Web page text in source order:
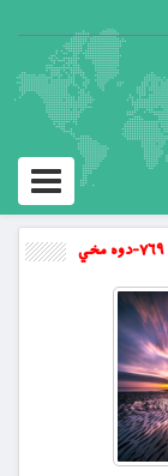
Toggle